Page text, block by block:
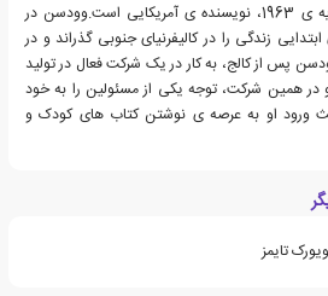
ژاکلین وودسن، زاده ی 12 فوریه ی 1963، نویسنده ی آمریکایی است.وودسن در
زندگی را در کالیفرنیای جنوبی گذراند و در
پس از کالج، به کار در یک شرکت فعال در تولید
همین شرکت، توجه یکی از مسئولین را به خود
ورود او به عرصه ی نوشتن کتاب های کودک و
تایمز